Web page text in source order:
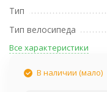
Тип
Тип велосипеда
Все характеристики
В наличии (мало)